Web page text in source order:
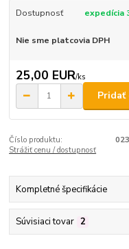
Dostupnosť expedícia
Nie sme platcovia DPH
25,00 EUR/ks
Pridať
Číslo produktu:
Strážiť cenu / dostupnosť
Kompletné špecifikácie
Súvisiaci tovar 2